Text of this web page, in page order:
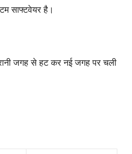
साफ्टवेयर है।
जगह से हट कर नई जगह पर चली